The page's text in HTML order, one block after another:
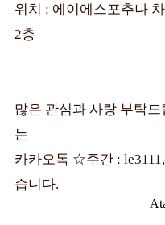
위치 : 에이에스포추나
2층
많은 관심과 사랑 부탁
는
카카오톡 ☆주간 :
습니다.